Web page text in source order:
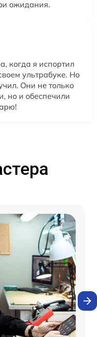
ожидания.
когда я испортил
ультрабуке. Но
Они не только
но и обеспечили